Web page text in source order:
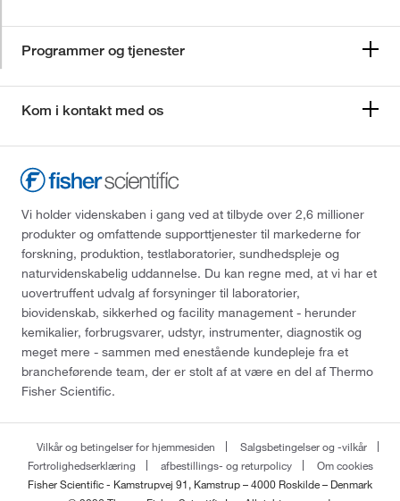
Programmer og tjenester
Kom i kontakt med os
Vi holder videnskaben i gang ved at tilbyde over 2,6 millioner
produkter og omfattende supporttjenester til markederne for
forskning, produktion, testlaboratorier, sundhedspleje og
naturvidenskabelig uddannelse. Du kan regne med, at vi har et
uovertruffent udvalg af forsyninger til laboratorier,
biovidenskab, sikkerhed og facility management - herunder
kemikalier, forbrugsvarer, udstyr, instrumenter, diagnostik og
meget mere - sammen med enestående kundepleje fra et
brancheførende team, der er stolt af at være en del af Thermo
Fisher Scientific.
Vilkår og betingelser for hjemmesiden
Salgsbetingelser og -vilkår
Fortrolighedserklæring
afbestillings- og returpolicy
Om cookies
Fisher Scientific - Kamstrupvej 91, Kamstrup – 4000 Roskilde – Denmark